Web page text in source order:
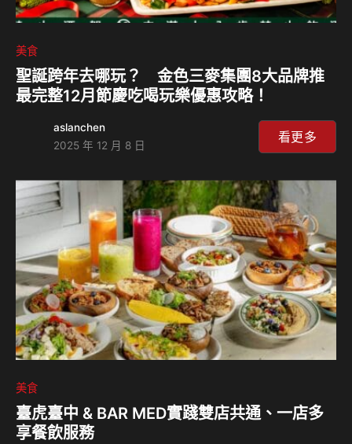
美食
聖誕跨年去哪玩？ 金色三麥集團8大品牌推
最完整12月節慶吃喝玩樂優惠攻略！
aslanchen
2025 年 12 月 8 日
看更多
美食
臺虎臺中 & BAR MED實踐雙店共通、一店多
享餐飲服務